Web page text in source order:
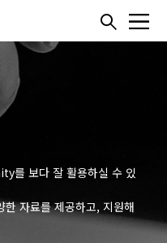
를 보다 잘 활용하실 수 있
자료를 제공하고, 지원해